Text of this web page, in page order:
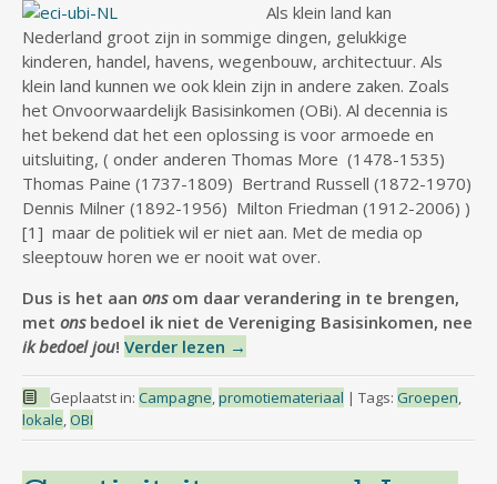
Als klein land kan
Nederland groot zijn in sommige dingen, gelukkige
kinderen, handel, havens, wegenbouw, architectuur. Als
klein land kunnen we ook klein zijn in andere zaken. Zoals
het Onvoorwaardelijk Basisinkomen (OBi). Al decennia is
het bekend dat het een oplossing is voor armoede en
uitsluiting, ( onder anderen Thomas More (1478-1535)
Thomas Paine (1737-1809) Bertrand Russell (1872-1970)
Dennis Milner (1892-1956) Milton Friedman (1912-2006) )
[1] maar de politiek wil er niet aan. Met de media op
sleeptouw horen we er nooit wat over.
Dus is het aan onsom daar verandering in te brengen,
met onsbedoel ik niet de Vereniging Basisinkomen, nee
ik bedoel jou! Verder lezen →
Geplaatst in: Campagne,promotiemateriaal | Tags: Groepen,
lokale, OBI